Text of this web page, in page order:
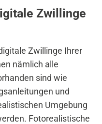
Zwillinge
Zwillinge Ihrer
nämlich alle
sind wie
und
Umgebung
Fotorealistische